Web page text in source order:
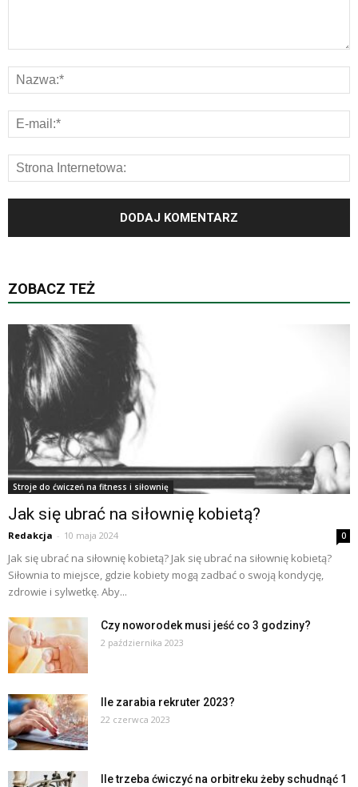
ZOBACZ TEŻ
Stroje do ćwiczeń na fitness i siłownię
Jak się ubrać na siłownię kobietą?
Redakcja - 10 maja 2024 0
Jak się ubrać na siłownię kobietą? Jak się ubrać na siłownię kobietą?
Siłownia to miejsce, gdzie kobiety mogą zadbać o swoją kondycję,
zdrowie i sylwetkę. Aby...
Czy noworodek musi jeść co 3 godziny?
2 października 2023
Ile zarabia rekruter 2023?
22 czerwca 2023
Ile trzeba ćwiczyć na orbitreku żeby schudnąć 1